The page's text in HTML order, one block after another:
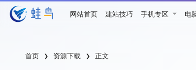
网站首页 建站技巧 手机专区 电
首页 ❯ 资源下载 ❯ 正文